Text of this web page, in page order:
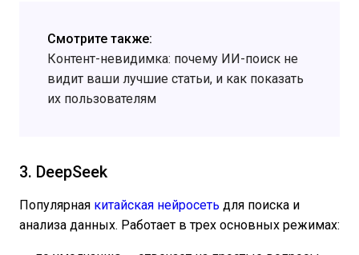
Смотрите также:
Контент-невидимка: почему ИИ-поиск не
видит ваши лучшие статьи, и как показать
их пользователям
3. DeepSeek
Популярная китайская нейросеть для поиска и
анализа данных. Работает в трех основных режимах: